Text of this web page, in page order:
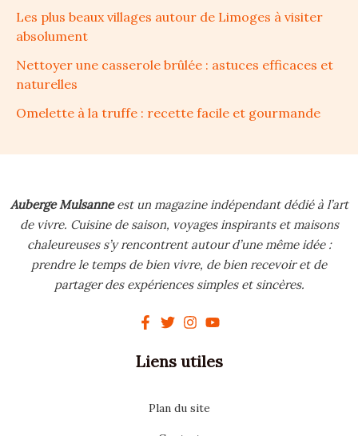
Les plus beaux villages autour de Limoges à visiter
absolument
Nettoyer une casserole brûlée : astuces efficaces et
naturelles
Omelette à la truffe : recette facile et gourmande
Auberge Mulsanneest un magazine indépendant dédié à l’art
de vivre. Cuisine de saison, voyages inspirants et maisons
chaleureuses s’y rencontrent autour d’une même idée :
prendre le temps de bien vivre, de bien recevoir et de
partager des expériences simples et sincères.
Liens utiles
Plan du site